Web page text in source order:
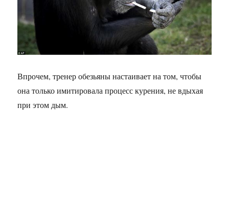
Впрочем, тренер обезьяны настаивает на том, чтобы
она только имитировала процесс курения, не вдыхая
при этом дым.